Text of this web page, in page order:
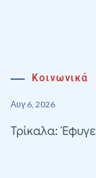
Κοινωνικά
Αυγ 6, 2026
Τρίκαλα: